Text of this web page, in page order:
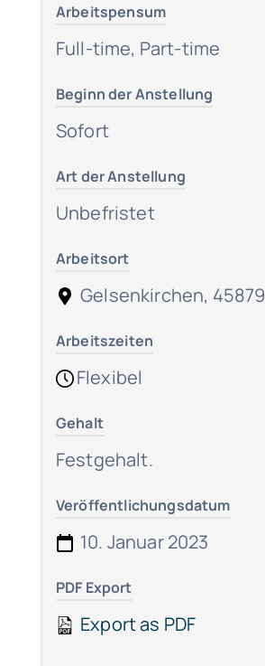
Arbeitspensum
Full-time, Part-time
Beginn der Anstellung
Sofort
Art der Anstellung
Unbefristet
Arbeitsort
Gelsenkirchen, 45879
Arbeitszeiten
Flexibel
Gehalt
Festgehalt.
Veröffentlichungsdatum
10. Januar 2023
PDF Export
Export as PDF